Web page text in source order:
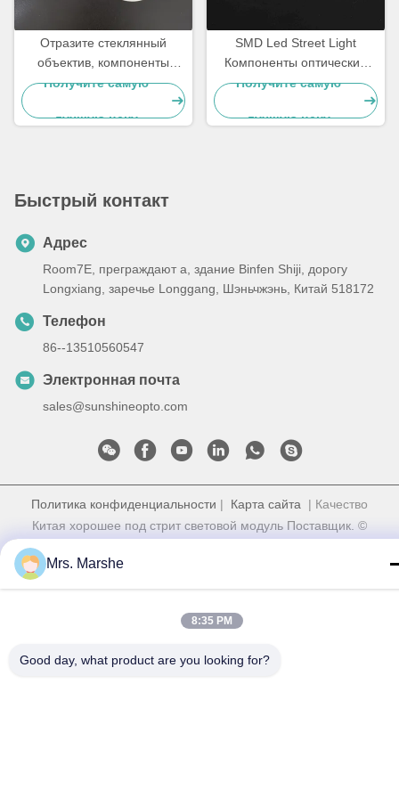
Отразите стеклянный
объектив, компоненты
водить уличного света при
мощность
Получите самую
лучшую цену
SMD Led Street Light
Компоненты оптические
линзы для дорожного
Получите самую
лучшую цену
Быстрый контакт
Адрес
Room7E, преграждают a, здание Binfen Shiji, дорогу
Longxiang, заречье Longgang, Шэньчжэнь, Китай 518172
Телефон
86--13510560547
Электронная почта
sales@sunshineopto.com
Политика конфиденциальности | Карта сайта | Качество
Китая хорошее под стрит световой модуль Поставщик. ©
Enterprise Co.,ltd . Все права защищены.
Mrs. Marshe
8:35 PM
Good day, what product are you looking for?